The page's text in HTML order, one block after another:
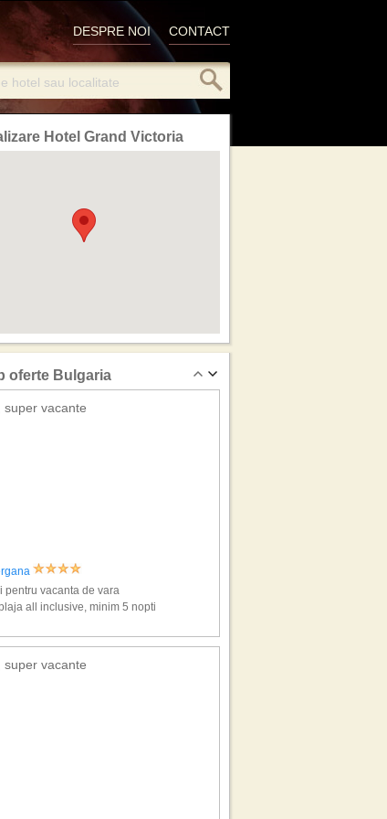
CONTACT
DESPRE NOI
Hotel Grand Victoria
oferte Bulgaria
super vacante
pentru vacanta de vara
all inclusive, minim 5 nopti
super vacante